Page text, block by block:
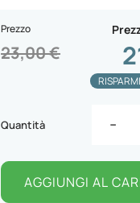
Prezzo
23,00 €
Quantità -
AGGIUNGI AL